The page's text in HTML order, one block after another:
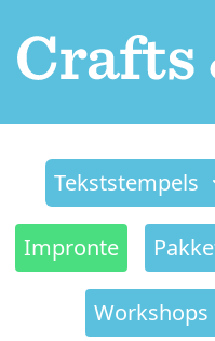
Tekststempels
Impronte
Workshops